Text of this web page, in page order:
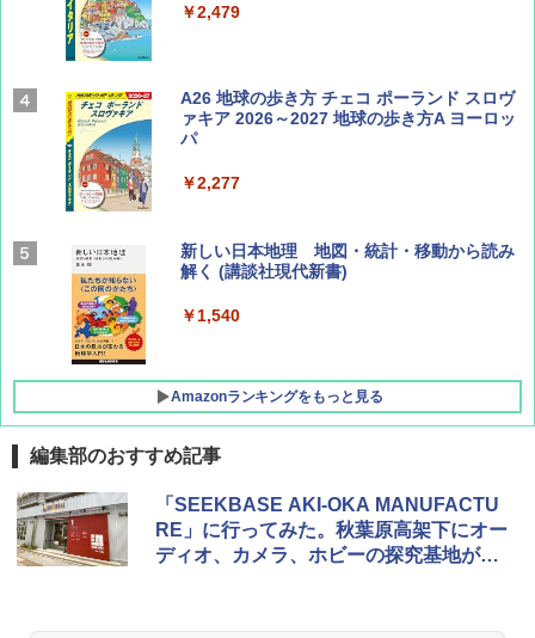
Coyote No.89 特集 星野道夫 夢見る旅
￥1,540
AIRLINE（エアライン）2026年9月号【特
集】ボーイング110周年を祝して！
￥1,760
￥2,479
A26 地球の歩き方 チェコ ポーランド スロヴ
ァキア 2026～2027 地球の歩き方A ヨーロッ
パ
￥2,277
新しい日本地理 地図・統計・移動から読み
解く (講談社現代新書)
￥1,540
Amazonランキングをもっと見る
[キャンパーズコレクション 山善] ポップアッ
プテント 傘みたいに広げて畳める パッとサ
ッとサンシェード キューブ フルクローズ メ
ッシュ 簡単設置 ワンタッチテント キャンプ
DEWEL パラソル 大型 ビーチ アウトドアパ
ラソル ガーデン サイトシート付 折りたたみ
防水 UVカット 4段階高さ調整 軽量 収納袋付
き
編集部のおすすめ記事
「SEEKBASE AKI-OKA MANUFACTU
RE」に行ってみた。秋葉原高架下にオー
ディオ、カメラ、ホビーの探究基地が誕